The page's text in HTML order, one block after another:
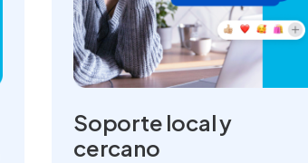
Soporte local y
cercano